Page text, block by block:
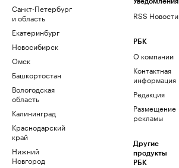
Санкт-Петербург
и область
Екатеринбург
Новосибирск
Омск
Башкортостан
Вологодская
область
Калининград
Краснодарский
край
Нижний
Новгород
RSS Новости
РБК
О компании
Контактная
информация
Редакция
Размещение
рекламы
Другие
продукты
РБК